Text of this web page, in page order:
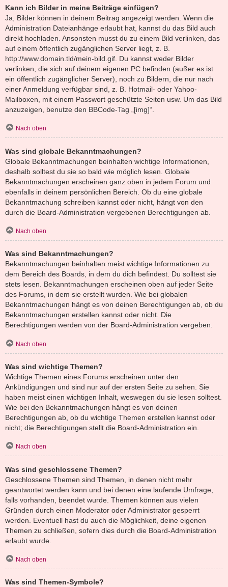
Kann ich Bilder in meine Beiträge einfügen?
Ja, Bilder können in deinem Beitrag angezeigt werden. Wenn die
Administration Dateianhänge erlaubt hat, kannst du das Bild auch
direkt hochladen. Ansonsten musst du zu einem Bild verlinken, das
auf einem öffentlich zugänglichen Server liegt, z. B.
http://www.domain.tld/mein-bild.gif. Du kannst weder Bilder
verlinken, die sich auf deinem eigenen PC befinden (außer es ist
ein öffentlich zugänglicher Server), noch zu Bildern, die nur nach
einer Anmeldung verfügbar sind, z. B. Hotmail- oder Yahoo-
Mailboxen, mit einem Passwort geschützte Seiten usw. Um das Bild
anzuzeigen, benutze den BBCode-Tag „[img]“.
Nach oben
Was sind globale Bekanntmachungen?
Globale Bekanntmachungen beinhalten wichtige Informationen,
deshalb solltest du sie so bald wie möglich lesen. Globale
Bekanntmachungen erscheinen ganz oben in jedem Forum und
ebenfalls in deinem persönlichen Bereich. Ob du eine globale
Bekanntmachung schreiben kannst oder nicht, hängt von den
durch die Board-Administration vergebenen Berechtigungen ab.
Nach oben
Was sind Bekanntmachungen?
Bekanntmachungen beinhalten meist wichtige Informationen zu
dem Bereich des Boards, in dem du dich befindest. Du solltest sie
stets lesen. Bekanntmachungen erscheinen oben auf jeder Seite
des Forums, in dem sie erstellt wurden. Wie bei globalen
Bekanntmachungen hängt es von deinen Berechtigungen ab, ob du
Bekanntmachungen erstellen kannst oder nicht. Die
Berechtigungen werden von der Board-Administration vergeben.
Nach oben
Was sind wichtige Themen?
Wichtige Themen eines Forums erscheinen unter den
Ankündigungen und sind nur auf der ersten Seite zu sehen. Sie
haben meist einen wichtigen Inhalt, weswegen du sie lesen solltest.
Wie bei den Bekanntmachungen hängt es von deinen
Berechtigungen ab, ob du wichtige Themen erstellen kannst oder
nicht; die Berechtigungen stellt die Board-Administration ein.
Nach oben
Was sind geschlossene Themen?
Geschlossene Themen sind Themen, in denen nicht mehr
geantwortet werden kann und bei denen eine laufende Umfrage,
falls vorhanden, beendet wurde. Themen können aus vielen
Gründen durch einen Moderator oder Administrator gesperrt
werden. Eventuell hast du auch die Möglichkeit, deine eigenen
Themen zu schließen, sofern dies durch die Board-Administration
erlaubt wurde.
Nach oben
Was sind Themen-Symbole?